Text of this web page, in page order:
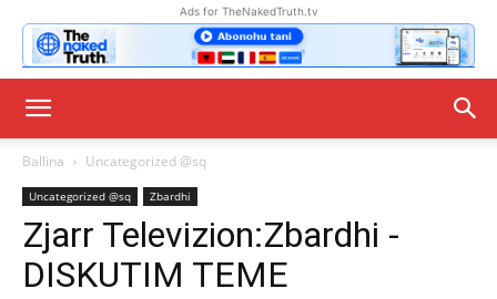
Ads for TheNakedTruth.tv
Ballina Uncategorized @sq
Uncategorized @sq Zbardhi
Zjarr Televizion:Zbardhi -
DISKUTIM TEME